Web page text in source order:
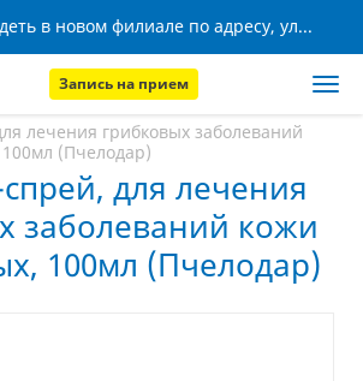
Будем рады вас видеть в новом филиале по адресу, ул. Кижеватова, 8!
Запись на прием
лечения грибковых заболеваний
(Пчелодар)
для лечения
заболеваний кожи
100мл (Пчелодар)